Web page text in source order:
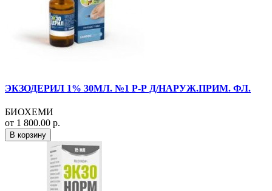
ЭКЗОДЕРИЛ 1% 30МЛ. №1 Р-Р Д/НАРУЖ.ПРИМ. ФЛ.
БИОХЕМИ
от 1 800.00 р.
В корзину